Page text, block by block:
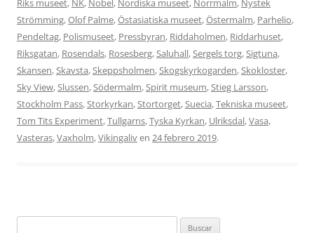
Riks museet, NK, Nobel, Nordiska museet, Norrmalm, Nystek
Strömming,Olof Palme,Östasiatiska museet,Östermalm, Parhelio,
Pendeltag, Polismuseet, Pressbyran, Riddaholmen, Riddarhuset,
Riksgatan, Rosendals, Rosesberg,Saluhall,Sergels torg,Sigtuna,
Skansen,Skavsta,Skeppsholmen,Skogskyrkogarden,Skokloster,
Sky View,Slussen,Södermalm,Spirit museum,Stieg Larsson,
Stockholm Pass,Storkyrkan,Stortorget,Suecia,Tekniska museet,
Tom Tits Experiment,Tullgarns,Tyska Kyrkan, Ulriksdal,Vasa,
Vasteras,Vaxholm,Vikingaliven 24 febrero 2019.